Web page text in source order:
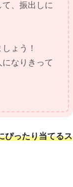
、振出しに
ょう！
なりきって
ぴったり当てるス